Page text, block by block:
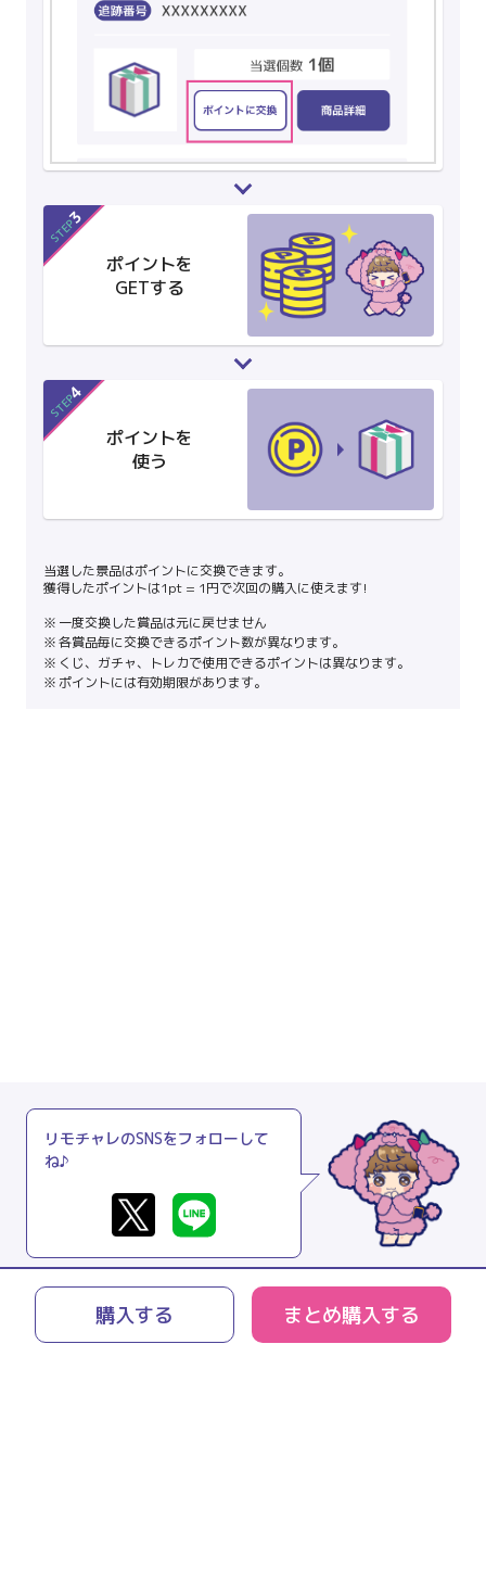
購入する まとめ購入する
STEP3
ポイントを
GETする
STEP4
ポイントを
使う
当選した景品はポイントに交換できます。
獲得したポイントは1pt = 1円で次回の購入に使えます!
一度交換した賞品は元に戻せません
各賞品毎に交換できるポイント数が異なります。
くじ、ガチャ、トレカで使用できるポイントは異なります。
ポイントには有効期限があります。
リモチャレのSNSをフォローして
ね♪
リモチャレとは
よくあるご質問